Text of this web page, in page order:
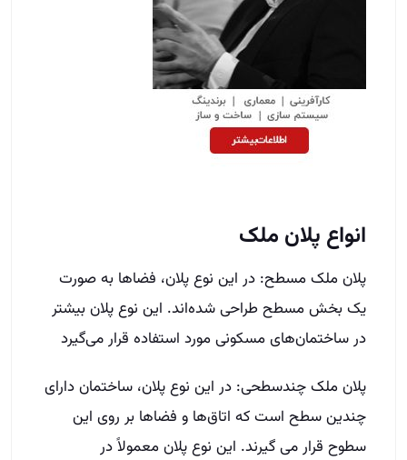
انواع پلان ملک
پلان ملک مسطح: در این نوع پلان، فضاها به صورت
یک بخش مسطح طراحی شده‌اند. این نوع پلان بیشتر
در ساختمان‌های مسکونی مورد استفاده قرار می‌گیرد
پلان ملک چندسطحی: در این نوع پلان، ساختمان دارای
چندین سطح است که اتاق‌ها و فضاها بر روی این
سطوح قرار می گیرند. این نوع پلان معمولاً در